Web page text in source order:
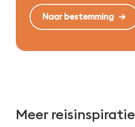
Naar bestemming
Meer reisinspiratie